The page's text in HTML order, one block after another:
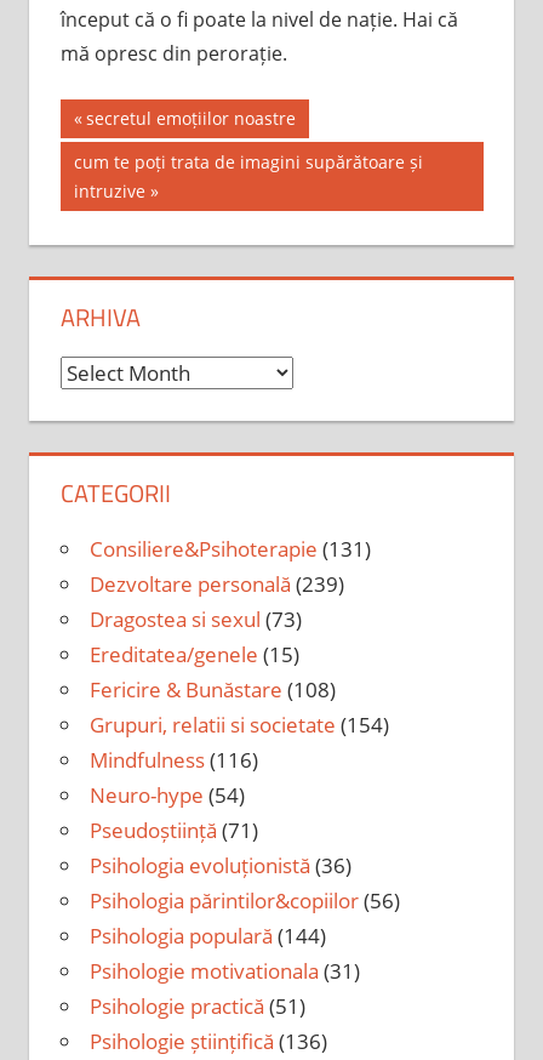
început că o fi poate la nivel de nație. Hai că
mă opresc din perorație.
Post
navigation
Previous
Post:
secretul emoțiilor noastre
Next
Post:
cum te poți trata de imagini supărătoare și
intruzive
ARHIVA
Arhiva
CATEGORII
Consiliere&Psihoterapie (131)
Dezvoltare personală (239)
Dragostea si sexul (73)
Ereditatea/genele (15)
Fericire & Bunăstare (108)
Grupuri, relatii si societate (154)
Mindfulness(116)
Neuro-hype (54)
Pseudoștiință (71)
Psihologia evoluționistă (36)
Psihologia părintilor&copiilor(56)
Psihologia populară (144)
Psihologie motivationala (31)
Psihologie practică (51)
Psihologie științifică (136)